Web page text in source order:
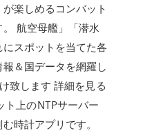
楽しめるコンバット
航空母艦」「潜水
スポットを当てた各
＆国データを網羅し
致します 詳細を見る
上のNTPサーバー
時計アプリです。